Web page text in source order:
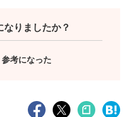
りましたか？
参考になった